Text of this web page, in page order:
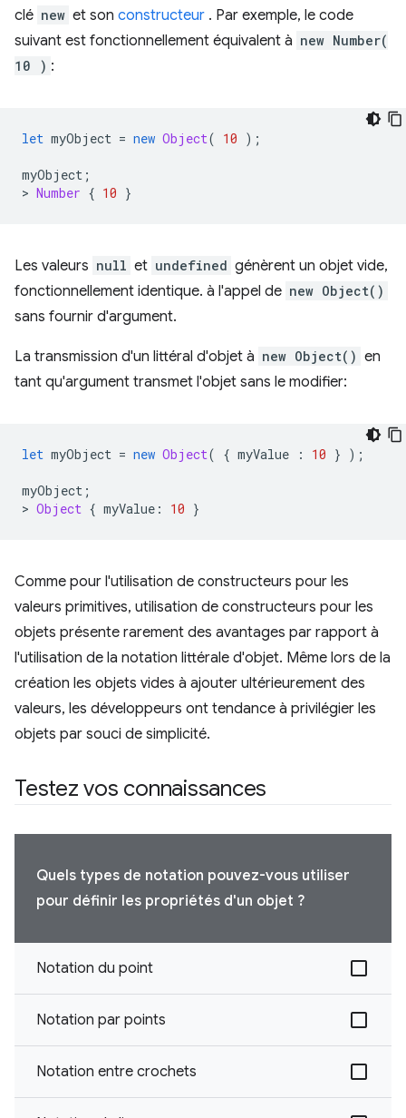
clé new et son constructeur . Par exemple, le code
suivant est fonctionnellement équivalent à new Number(
10 ) :
let myObject = new Object( 10 );
myObject ;
> Number { 10 }
Les valeurs null et undefined génèrent un objet vide,
fonctionnellement identique. à l'appel de new Object()
sans fournir d'argument.
La transmission d'un littéral d'objet à new Object() en
tant qu'argument transmet l'objet sans le modifier:
let myObject = new Object( { myValue : 10 } );
myObject ;
> Object { myValue : 10 }
Comme pour l'utilisation de constructeurs pour les
valeurs primitives, utilisation de constructeurs pour les
objets présente rarement des avantages par rapport à
l'utilisation de la notation littérale d'objet. Même lors de la
création les objets vides à ajouter ultérieurement des
valeurs, les développeurs ont tendance à privilégier les
objets par souci de simplicité.
Testez vos connaissances
Quels types de notation pouvez-vous utiliser
pour définir les propriétés d'un objet ?
Notation du point
Notation par points
Notation entre crochets